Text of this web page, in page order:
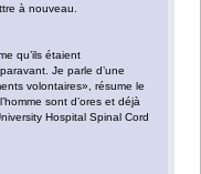
à nouveau.
qu’ils étaient
Je parle d’une
volontaires», résume le
sont d’ores et déjà
Hospital Spinal Cord